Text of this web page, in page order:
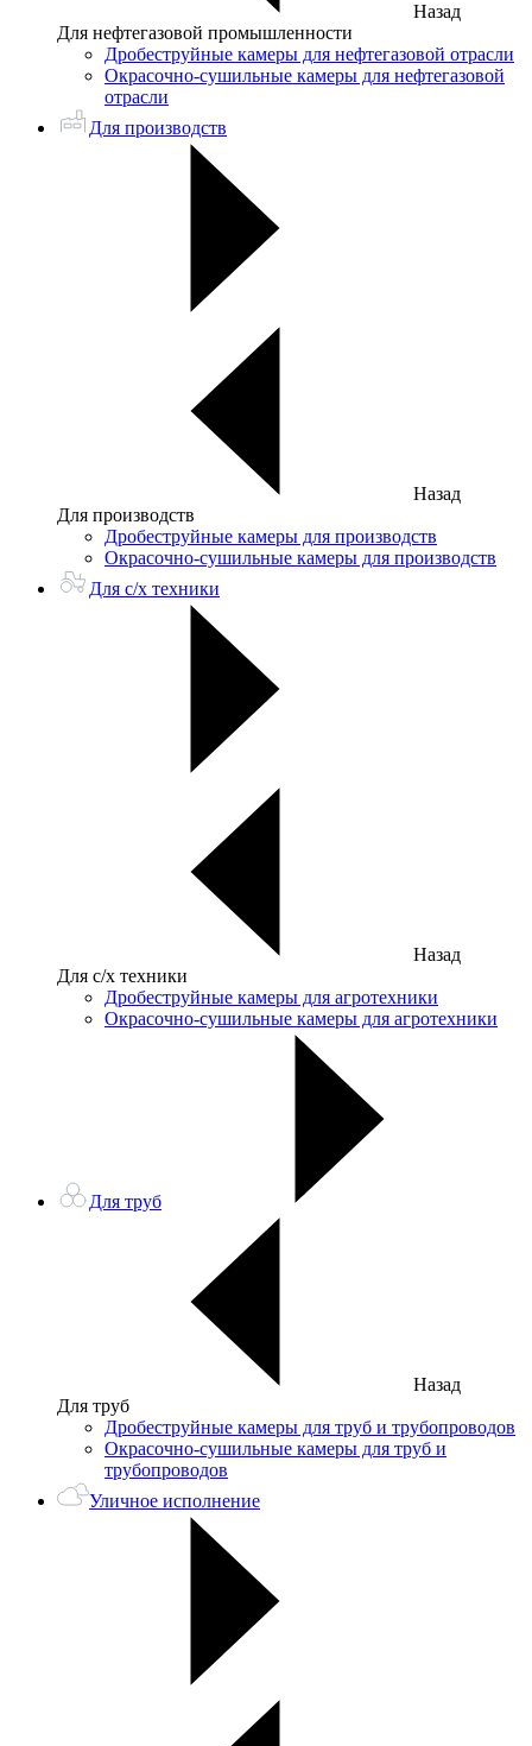
Назад
Для нефтегазовой промышленности
Дробеструйные камеры для нефтегазовой отрасли
Окрасочно-сушильные камеры для нефтегазовой
отрасли
Для производств
Назад
Для производств
Дробеструйные камеры для производств
Окрасочно-сушильные камеры для производств
Для с/х техники
Назад
Для с/х техники
Дробеструйные камеры для агротехники
Окрасочно-сушильные камеры для агротехники
Для труб
Назад
Для труб
Дробеструйные камеры для труб и трубопроводов
Окрасочно-сушильные камеры для труб и
трубопроводов
Уличное исполнение